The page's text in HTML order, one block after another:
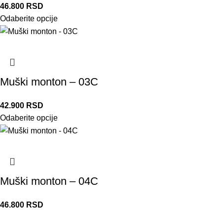
46.800 RSD
Odaberite opcije
Muški monton – 03C
42.900 RSD
Odaberite opcije
Muški monton – 04C
46.800 RSD